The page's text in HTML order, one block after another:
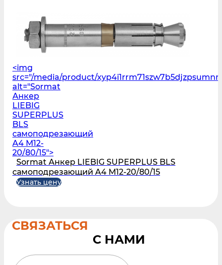
<img
src="/media/product/
alt="Sormat
Анкер
LIEBIG
SUPERPLUS
BLS
самоподрезающий
A4 M12-
20/80/15">
Sormat Анкер LIEBIG SUPERPLUS BLS
самоподрезающий A4 M12-20/80/15
Узнать цену
СВЯЗАТЬСЯ